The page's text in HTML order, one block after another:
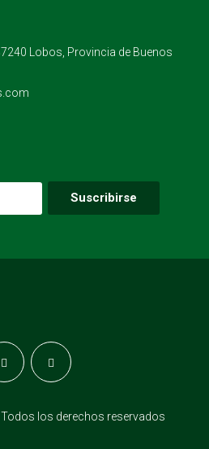
Lobos, Provincia de Buenos
los derechos reservados